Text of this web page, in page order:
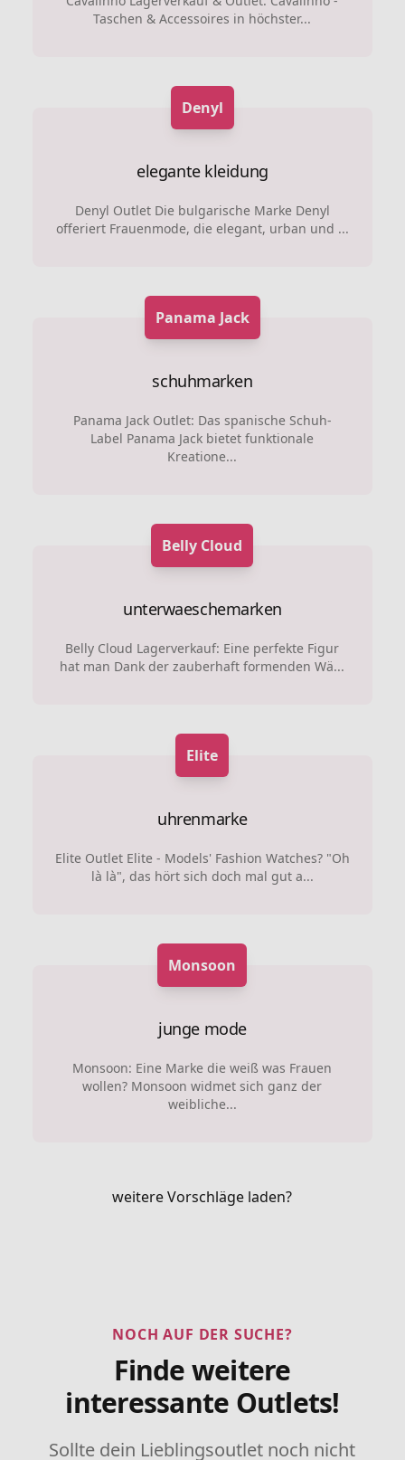
Taschen & Accessoires in höchster...
Denyl
elegante kleidung
Denyl Outlet Die bulgarische Marke Denyl
offeriert Frauenmode, die elegant, urban und ...
Panama Jack
schuhmarken
Panama Jack Outlet: Das spanische Schuh-
Label Panama Jack bietet funktionale
Kreatione...
Belly Cloud
unterwaeschemarken
Belly Cloud Lagerverkauf: Eine perfekte Figur
hat man Dank der zauberhaft formenden Wä...
Elite
uhrenmarke
Elite Outlet Elite - Models' Fashion Watches? "Oh
là là", das hört sich doch mal gut a...
Monsoon
junge mode
Monsoon: Eine Marke die weiß was Frauen
wollen? Monsoon widmet sich ganz der
weibliche...
weitere Vorschläge laden?
NOCH AUF DER SUCHE?
Finde weitere
interessante Outlets!
Sollte dein Lieblingsoutlet noch nicht